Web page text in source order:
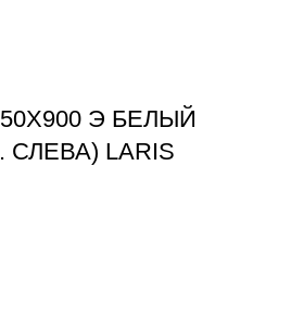
Э БЕЛЫЙ
LARIS